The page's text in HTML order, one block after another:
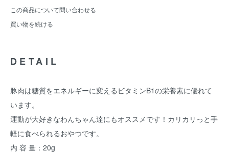
この商品について問い合わせる
買い物を続ける
DETAIL
豚肉は糖質をエネルギーに変えるビタミンB1の栄養素に優れて
います。
運動が大好きなわんちゃん達にもオススメです！カリカリっと手
軽に食べられるおやつです。
内 容 量：20g